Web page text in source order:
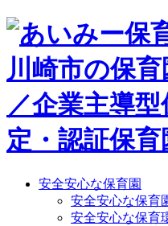
Skip
content
安全安心な保育園
安全安心な保育
安全安心な保育